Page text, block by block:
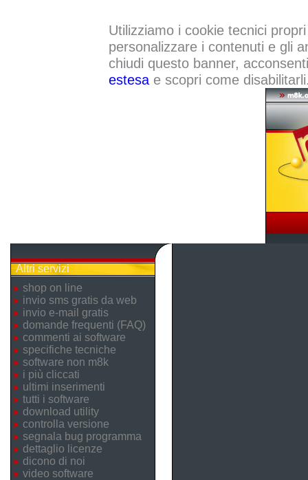
Utilizziamo i cookie tecnici
personalizzare i contenuti e gli
chiudi questo banner,
estesae scopri come
Altri servizi
shop on line
invio sms gratis da web
invio e-mail gratis
domande frequenti (FAQ)
commenti ai software
specifiche tecniche
software non m8k
i più cliccati
ultimi inserimenti
tutti i software
download utility
controlla versione
segnala bug programma
dettaglio licenze
dicono di noi
video software